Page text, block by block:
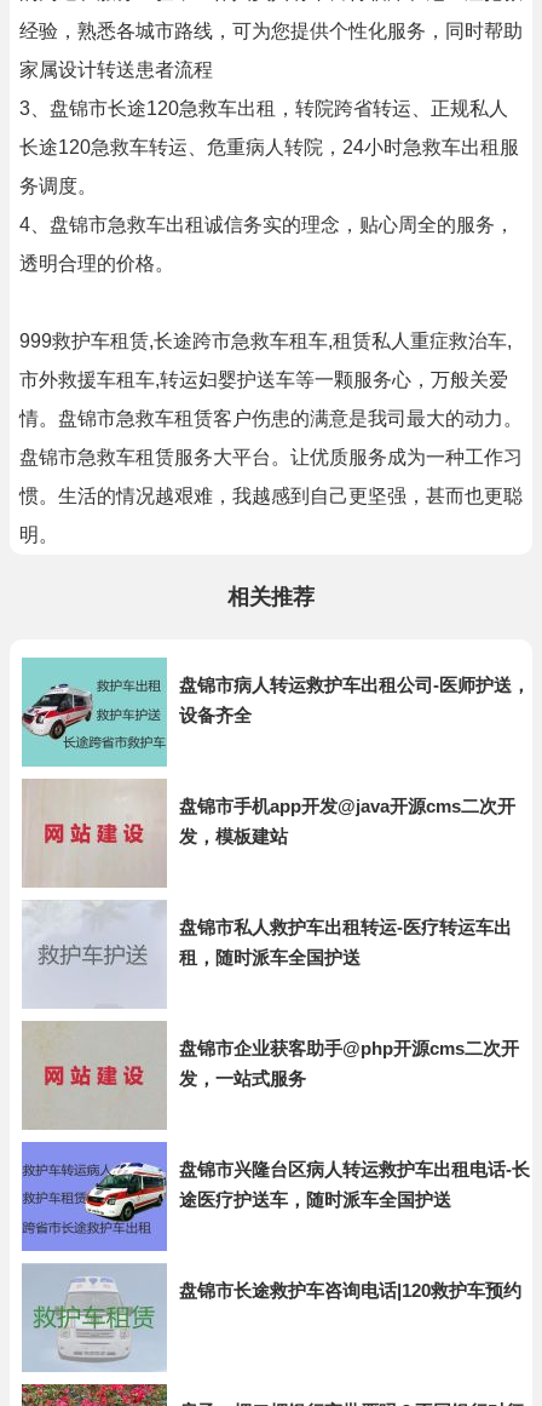
经验，熟悉各城市路线，可为您提供个性化服务，同时帮助
家属设计转送患者流程
3、盘锦市长途120急救车出租，转院跨省转运、正规私人
长途120急救车转运、危重病人转院，24小时急救车出租服
务调度。
4、盘锦市急救车出租诚信务实的理念，贴心周全的服务，
透明合理的价格。
999救护车租赁,长途跨市急救车租车,租赁私人重症救治车,
市外救援车租车,转运妇婴护送车等一颗服务心，万般关爱
情。盘锦市急救车租赁客户伤患的满意是我司最大的动力。
盘锦市急救车租赁服务大平台。让优质服务成为一种工作习
惯。生活的情况越艰难，我越感到自己更坚强，甚而也更聪
明。
相关推荐
盘锦市病人转运救护车出租公司-医师护送，
设备齐全
盘锦市手机app开发@java开源cms二次开
发，模板建站
盘锦市私人救护车出租转运-医疗转运车出
租，随时派车全国护送
盘锦市企业获客助手@php开源cms二次开
发，一站式服务
盘锦市兴隆台区病人转运救护车出租电话-长
途医疗护送车，随时派车全国护送
盘锦市长途救护车咨询电话|120救护车预约